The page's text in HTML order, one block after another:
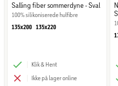
Salling fiber sommerdyne - Sval
100% silikoniserede hulfibre
135x200 135x220
Klik & Hent
Ikke på lager online